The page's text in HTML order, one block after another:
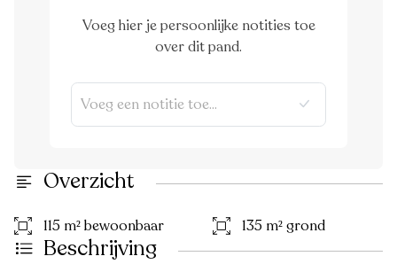
Voeg hier je persoonlijke notities toe
over dit pand.
Overzicht
115 m² bewoonbaar 135 m² grond
Beschrijving